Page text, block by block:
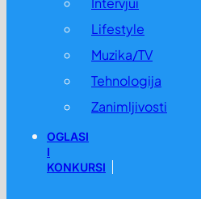
Lifestyle
Muzika/TV
Tehnologija
Zanimljivosti
OGLASI
I
KONKURSI